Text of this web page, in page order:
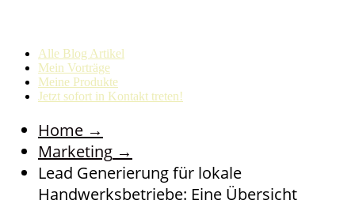
Alle Blog Artikel
Mein Vorträge
Meine Produkte
Jetzt sofort in Kontakt treten!
Home →
Marketing →
Lead Generierung für lokale
Handwerksbetriebe: Eine Übersicht